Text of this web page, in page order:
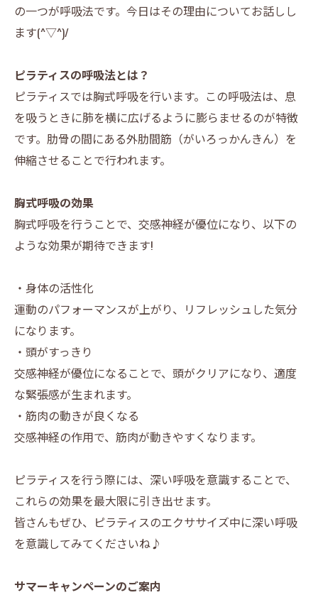
の一つが呼吸法です。今日はその理由についてお話しし
ます(^▽^)/
ピラティスの呼吸法とは？
ピラティスでは胸式呼吸を行います。この呼吸法は、息
を吸うときに肺を横に広げるように膨らませるのが特徴
です。肋骨の間にある外肋間筋（がいろっかんきん）を
伸縮させることで行われます。
胸式呼吸の効果
胸式呼吸を行うことで、交感神経が優位になり、以下の
ような効果が期待できます!
・身体の活性化
運動のパフォーマンスが上がり、リフレッシュした気分
になります。
・頭がすっきり
交感神経が優位になることで、頭がクリアになり、適度
な緊張感が生まれます。
・筋肉の動きが良くなる
交感神経の作用で、筋肉が動きやすくなります。
ピラティスを行う際には、深い呼吸を意識することで、
これらの効果を最大限に引き出せます。
皆さんもぜひ、ピラティスのエクササイズ中に深い呼吸
を意識してみてくださいね♪
サマーキャンペーンのご案内